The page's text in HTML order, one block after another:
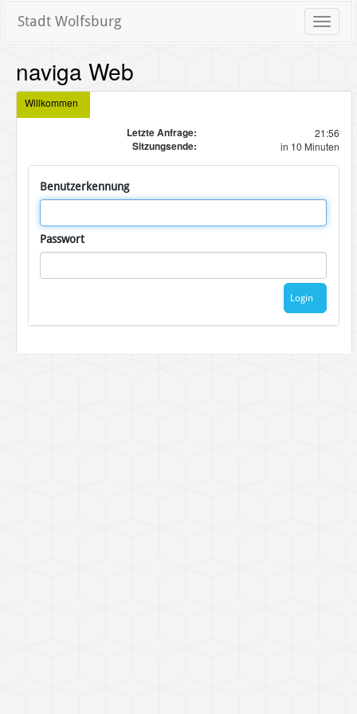
Toggle
Stadt Wolfsburg
naviga Web
Willkommen
Letzte Anfrage: 21:56
Sitzungsende: in 10 Minuten
Benutzerkennung
Passwort